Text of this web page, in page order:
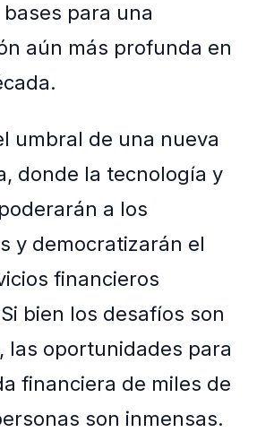
para una
aún más profunda en
umbral de una nueva
donde la tecnología y
a los
y democratizarán el
financieros
bien los desafíos son
las oportunidades para
financiera de miles de
son inmensas.